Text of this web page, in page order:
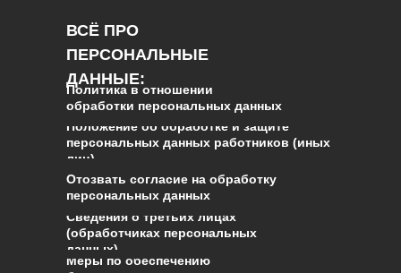
ВСЁ ПРО
ПЕРСОНАЛЬНЫЕ
ДАННЫЕ:
Политика в отношении
обработки персональных данных
Положение об обработке и защите
персональных данных работников (иных
лиц)
Меры по обеспечению
Сведения о третьих лицах
(обработчиках персональных
данных)
Отозвать согласие на обработку
персональных данных